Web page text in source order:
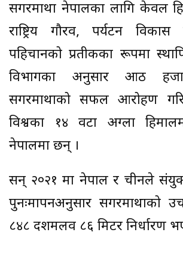
सगरमाथा नेपालका लागि केवल
राष्ट्रिय गौरव, पर्यटन विकास
पहिचानको प्रतीकका रूपमा
विभागका अनुसार आठ
सगरमाथाको सफल आरोहण
विश्वका १४ वटा अग्ला
नेपालमा छन् ।
सन् २०२१ मा नेपाल र चीनले
पुनःमापनअनुसार सगरमाथाको
८४८ दशमलव ८६ मिटर निर्धारण